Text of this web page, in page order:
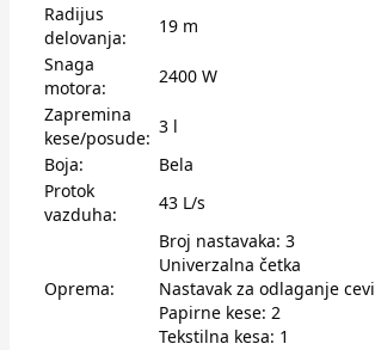
Radijus
delovanja:
19 m
Snaga
motora:
2400 W
Zapremina
kese/posude:
3 l
Boja:
Bela
Protok
vazduha:
43 L/s
Oprema:
Broj nastavaka: 3
Univerzalna četka
Nastavak za odlaganje cevi
Papirne kese: 2
Tekstilna kesa: 1